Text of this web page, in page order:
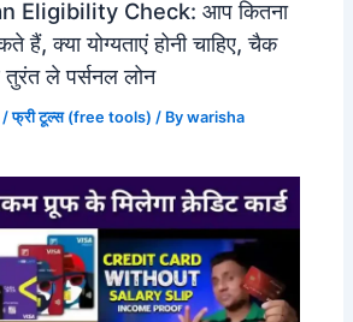
Eligibility Check: आप कितना
हैं, क्या योग्यताएं होनी चाहिए, चैक
तुरंत ले पर्सनल लोन
/फ्री टूल्स (free tools) / Bywarisha